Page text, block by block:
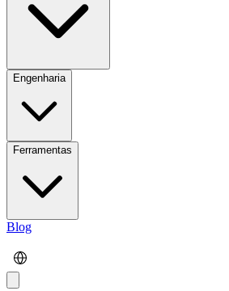
Engenharia
Ferramentas
Blog